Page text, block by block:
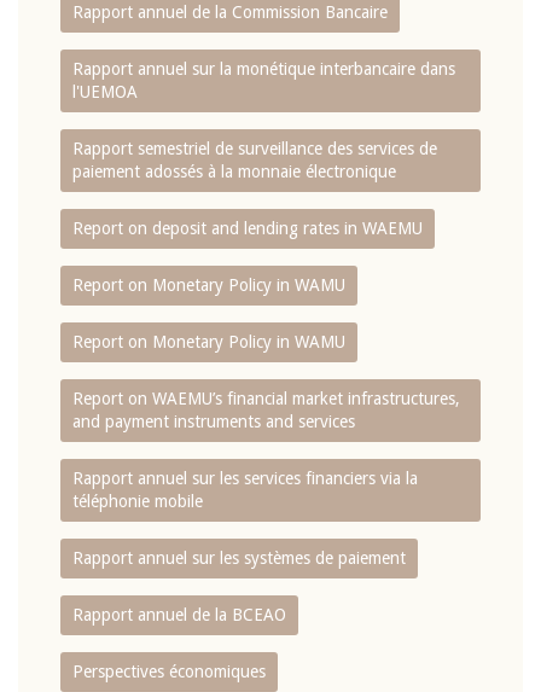
Rapport annuel de la Commission Bancaire
Rapport annuel sur la monétique interbancaire dans
l'UEMOA
Rapport semestriel de surveillance des services de
paiement adossés à la monnaie électronique
Report on deposit and lending rates in WAEMU
Report on Monetary Policy in WAMU
Report on Monetary Policy in WAMU
Report on WAEMU’s financial market infrastructures,
and payment instruments and services
Rapport annuel sur les services financiers via la
téléphonie mobile
Rapport annuel sur les systèmes de paiement
Rapport annuel de la BCEAO
Perspectives économiques